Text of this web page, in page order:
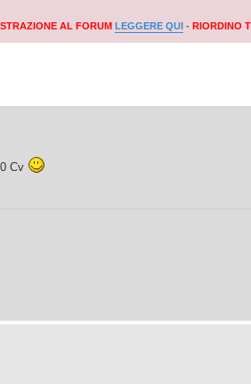
AL FORUM LEGGERE QUI - RIORDINO
Cv